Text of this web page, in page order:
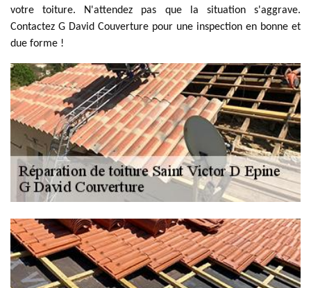
votre toiture. N'attendez pas que la situation s'aggrave.
Contactez G David Couverture pour une inspection en bonne et
due forme !